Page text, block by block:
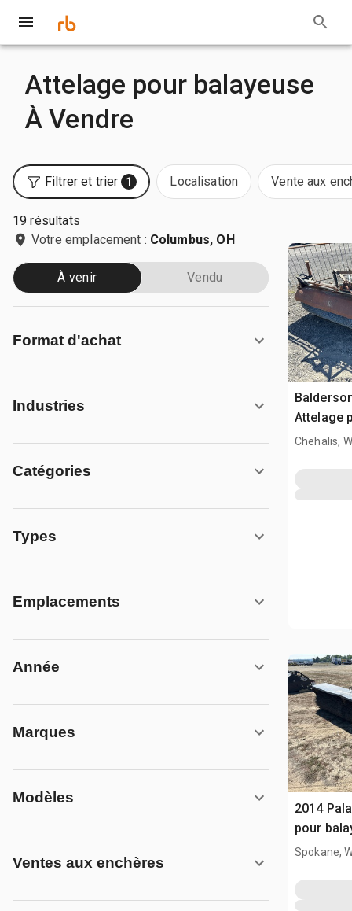
Attelage pour balayeuse
À Vendre
Filtrer et trier 1 Localisation Vente aux
19 résultats
Votre emplacement : Columbus, OH
À venir Vendu
Format d'achat
Industries
Catégories
Types
Emplacements
Année
Marques
Modèles
Ventes aux enchères
Attelage
Fits Cat
Chehalis,
2014
pour
Spokane,